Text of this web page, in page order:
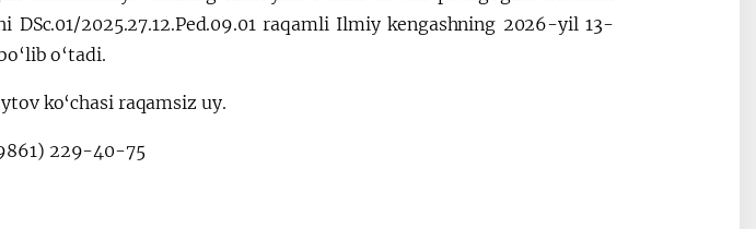
2025.27.12.Ped.09.01 raqamli Ilmiy kengashning 2026-yil 13-
o‘tadi.
ko‘chasi raqamsiz uy.
229-40-75